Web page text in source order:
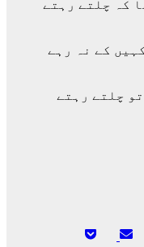
کہ چلتے رہتے
کے نہ رہے
چلتے رہتے
Share